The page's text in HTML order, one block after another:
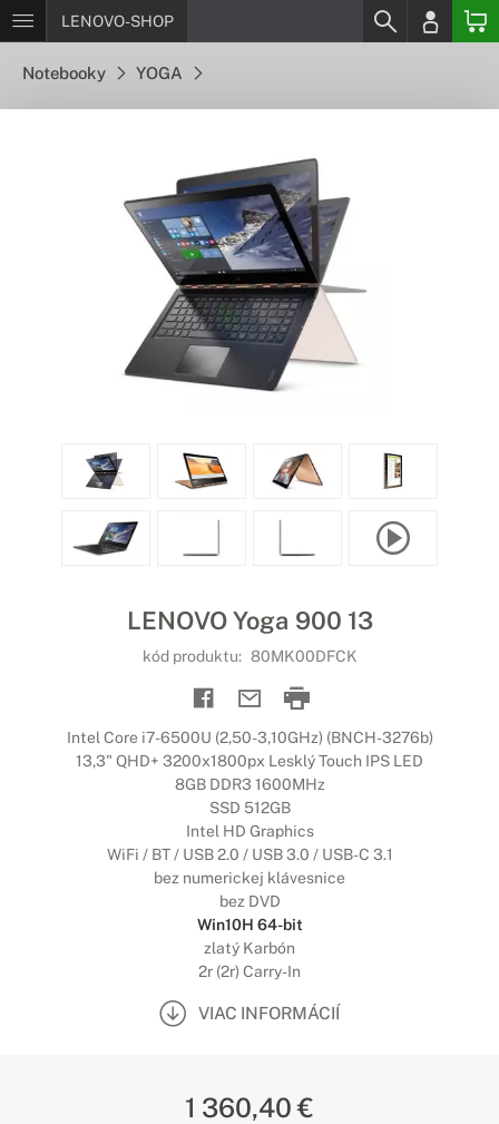
LENOVO-SHOP
Notebooky YOGA
LENOVO Yoga 900 13
kód produktu: 80MK00DFCK
Intel Core i7-6500U (2,50-3,10GHz) (BNCH-3276b)
13,3" QHD+ 3200x1800px Lesklý Touch IPS LED
8GB DDR3 1600MHz
SSD 512GB
Intel HD Graphics
WiFi / BT / USB 2.0 / USB 3.0 / USB-C 3.1
bez numerickej klávesnice
bez DVD
Win10H 64-bit
zlatý Karbón
2r (2r) Carry-In
VIAC INFORMÁCIÍ
1 360,40 €